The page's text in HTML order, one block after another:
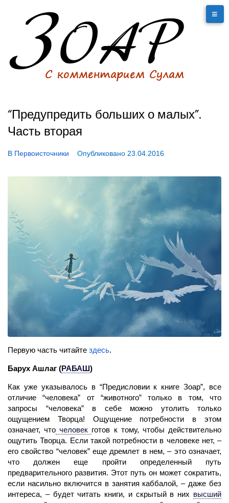
“Предупредить больших о малых”.
Часть вторая
В Первоисточники Опубликовано 23.04.2016
Первую часть читайте здесь.
Барух Ашлаг (РАБАШ)
Как уже указывалось в “Предисловии к книге Зоар”, все
отличие “человека” от “животного” только в том, что
запросы “человека” в себе можно утолить только
ощущением Творца! Ощущение потребности в этом
означает, что человек готов к тому, чтобы действительно
ощутить Творца. Если такой потребности в человеке нет, –
его свойство “человек” еще дремлет в нем, – это означает,
что должен еще пройти определенный путь
предварительного развития. Этот путь он может сократить,
если насильно включится в занятия каббалой, – даже без
интереса, – будет читать книги, и скрытый в них высший